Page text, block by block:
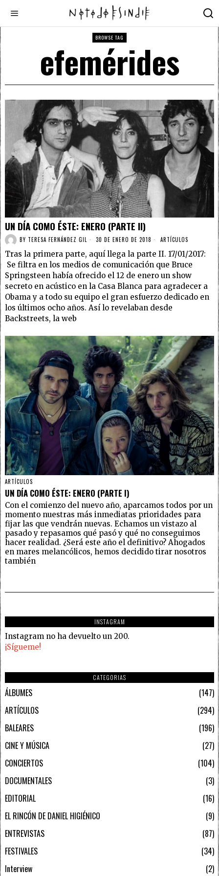
BROWSE TAG
efemérides
UN DÍA COMO ÉSTE: ENERO (PARTE II)
BY TERESA FERNÁNDEZ GIL 30 DE ENERO DE 2018 ARTÍCULOS
Tras la primera parte, aquí llega la parte II. 17/01/2017:
Se filtra en los medios de comunicación que Bruce
Springsteen había ofrecido el 12 de enero un show
secreto en acústico en la Casa Blanca para agradecer a
Obama y a todo su equipo el gran esfuerzo dedicado en
los últimos ocho años. Así lo revelaban desde
Backstreets, la web
ARTÍCULOS
UN DÍA COMO ÉSTE: ENERO (PARTE I)
Con el comienzo del nuevo año, aparcamos todos por un
momento nuestras más inmediatas prioridades para
fijar las que vendrán nuevas. Echamos un vistazo al
pasado y repasamos qué pasó y qué no conseguimos
hacer realidad. ¿Será este año el definitivo? Ahogados
en mares melancólicos, hemos decidido tirar nosotros
también
INSTAGRAM
Instagram no ha devuelto un 200.
¡Sígueme!
CATEGORIAS
ÁLBUMES
147
ARTÍCULOS
294
BALEARES
196
CINE Y MÚSICA
27
CONCIERTOS
104
DOCUMENTALES
3
EDITORIAL
16
EL RINCÓN DE DANIEL HIGIÉNICO
9
ENTREVISTAS
87
FESTIVALES
34
Interview
2